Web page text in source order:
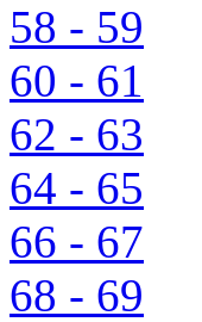
58 - 59
60 - 61
62 - 63
64 - 65
66 - 67
68 - 69